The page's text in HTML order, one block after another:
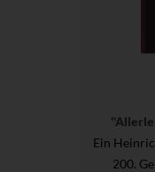
Ein
200.